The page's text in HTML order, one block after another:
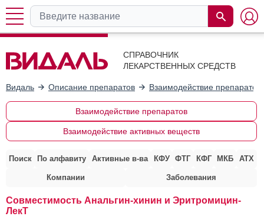
СПРАВОЧНИК
ЛЕКАРСТВЕННЫХ СРЕДСТВ
Видаль Описание препаратов Взаимодействие препаратов
Взаимодействие препаратов
Взаимодействие активных веществ
Поиск По алфавиту Активные в-ва КФУ ФТГ КФГ МКБ АТХ
Компании Заболевания
Совместимость Анальгин-хинин и Эритромицин-
ЛекТ